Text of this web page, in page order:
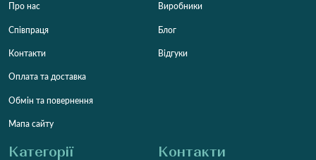
Про нас
Співпраця
Контакти
Оплата та доставка
Обмін та повернення
Мапа сайту
Виробники
Блог
Відгуки
Категорії Контакти